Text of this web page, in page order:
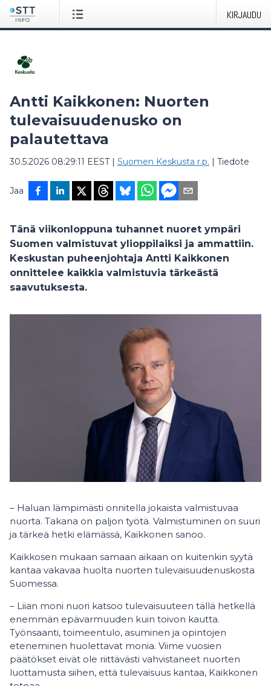
KIRJAUDU
Antti Kaikkonen: Nuorten
tulevaisuudenusko on
palautettava
30.5.2026 08:29:11 EEST| Suomen Keskusta r.p. | Tiedote
Jaa
Tänä viikonloppuna tuhannet nuoret ympäri
Suomen valmistuvat ylioppilaiksi ja ammattiin.
Keskustan puheenjohtaja Antti Kaikkonen
onnittelee kaikkia valmistuvia tärkeästä
saavutuksesta.
– Haluan lämpimästi onnitella jokaista valmistuvaa
nuorta. Takana on paljon työtä. Valmistuminen on suuri
ja tärkeä hetki elämässä, Kaikkonen sanoo.
Kaikkosen mukaan samaan aikaan on kuitenkin syytä
kantaa vakavaa huolta nuorten tulevaisuudenuskosta
Suomessa.
– Liian moni nuori katsoo tulevaisuuteen tällä hetkellä
enemmän epävarmuuden kuin toivon kautta.
Työnsaanti, toimeentulo, asuminen ja opintojen
eteneminen huolettavat monia. Viime vuosien
päätökset eivät ole riittävästi vahvistaneet nuorten
luottamusta siihen, että tulevaisuus kantaa, Kaikkonen